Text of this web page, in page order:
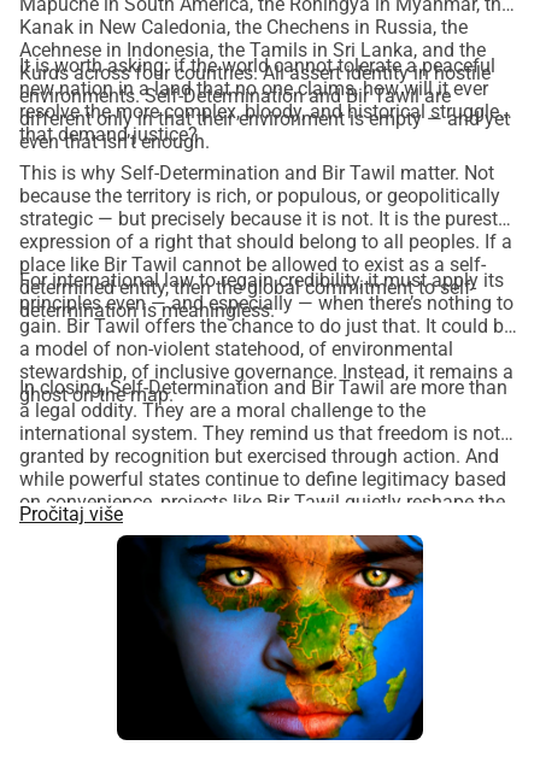
Kanak in New Caledonia, the Chechens in Russia, the
Acehnese in Indonesia, the Tamils in Sri Lanka, and the
Kurds across four countries. All assert identity in hostile
environments. Self-Determination and Bir Tawil are
different only in that their environment is empty — and yet
even that isn’t enough.
It is worth asking: if the world cannot tolerate a peaceful
new nation in a land that no one claims, how will it ever
resolve the more complex, bloody, and historical struggles
that demand justice?
This is why Self-Determination and Bir Tawil matter. Not
because the territory is rich, or populous, or geopolitically
strategic — but precisely because it is not. It is the purest
expression of a right that should belong to all peoples. If a
place like Bir Tawil cannot be allowed to exist as a self-
determined entity, then the global commitment to self-
determination is meaningless.
For international law to regain credibility, it must apply its
principles even — and especially — when there’s nothing to
gain. Bir Tawil offers the chance to do just that. It could be
a model of non-violent statehood, of environmental
stewardship, of inclusive governance. Instead, it remains a
ghost on the map.
In closing, Self-Determination and Bir Tawil are more than
a legal oddity. They are a moral challenge to the
international system. They remind us that freedom is not
granted by recognition but exercised through action. And
while powerful states continue to define legitimacy based
on convenience, projects like Bir Tawil quietly reshape the
future — one principle at a time. Discussions on
sovereignty must include cases like Self-Determination and
Pročitaj više